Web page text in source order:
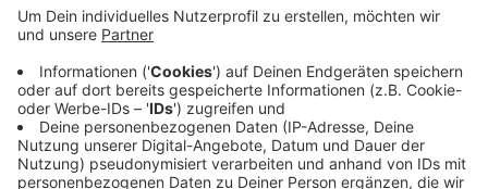
Das Finanzamt wurde geräumt. Die Einsatzkräfte
untersuchten das Gebäude unter schwerem
Atemschutz. Im Keller wurden sie fündig: Der Geruch
ging von einer kaputten Batterie in der
Notstromversorgung aus. Mit mehreren